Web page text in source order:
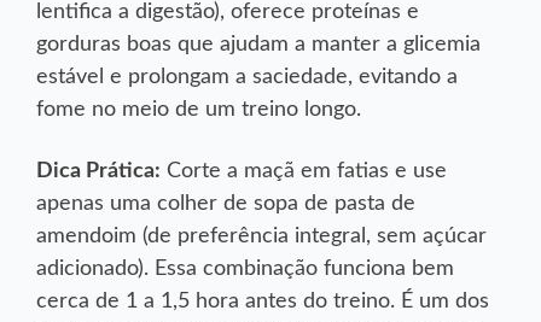
lentifica a digestão), oferece proteínas e
gorduras boas que ajudam a manter a glicemia
estável e prolongam a saciedade, evitando a
fome no meio de um treino longo.
Dica Prática: Corte a maçã em fatias e use
apenas uma colher de sopa de pasta de
amendoim (de preferência integral, sem açúcar
adicionado). Essa combinação funciona bem
cerca de 1 a 1,5 hora antes do treino. É um dos